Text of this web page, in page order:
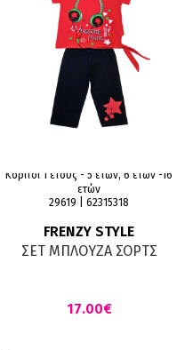
Κορίτσι 1 έτους - 5 ετών, 6 ετών -16
ετών
29619 | 62315318
FRENZY STYLE
ΣΕΤ ΜΠΛΟΥΖΑ ΣΟΡΤΣ
€